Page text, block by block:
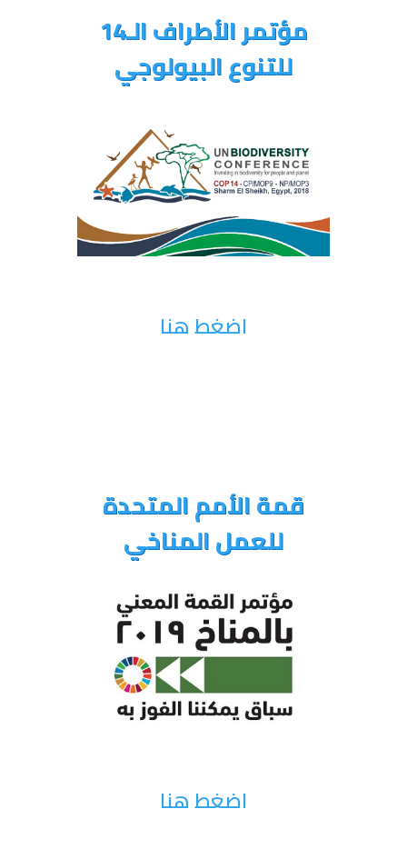
مؤتمر الأطراف الـ14
للتنوع البيولوجي
اضغط هنا
قمة الأمم المتحدة
للعمل المناخي
اضغط هنا